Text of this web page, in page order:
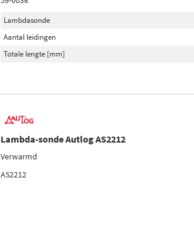
Lambdasonde
Aantal leidingen
Totale lengte [mm]
Lambda-sonde Autlog AS2212
Verwarmd
AS2212